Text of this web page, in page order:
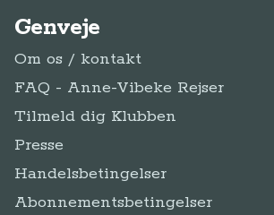
Genveje
Om os / kontakt
FAQ - Anne-Vibeke Rejser
Tilmeld dig Klubben
Presse
Handelsbetingelser
Abonnementsbetingelser